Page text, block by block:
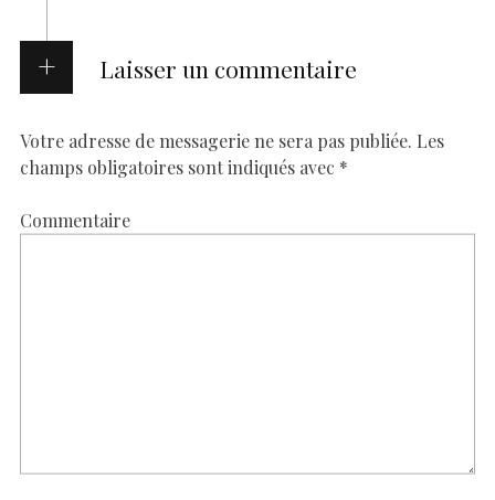
Laisser un commentaire
Votre adresse de messagerie ne sera pas publiée. Les
champs obligatoires sont indiqués avec *
Commentaire